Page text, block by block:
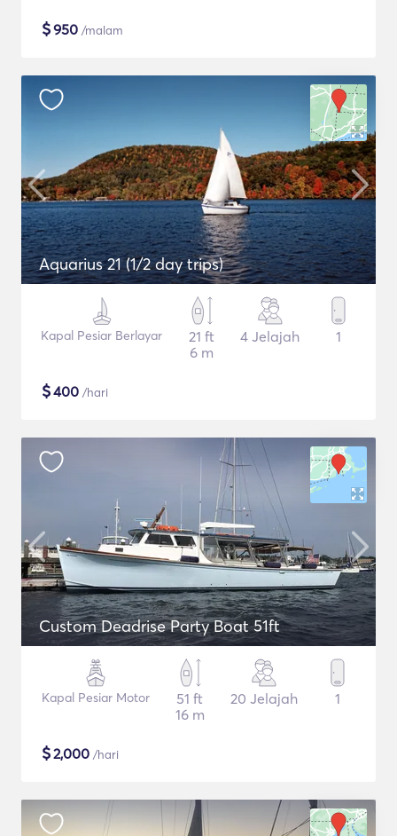
$950 /malam
Aquarius 21 (1/2 day trips)
Kapal Pesiar Berlayar
21 ft
6 m
4 Jelajah 1
$400 /hari
Custom Deadrise Party Boat 51ft
Kapal Pesiar Motor
51 ft
16 m
20 Jelajah 1
$2,000 /hari